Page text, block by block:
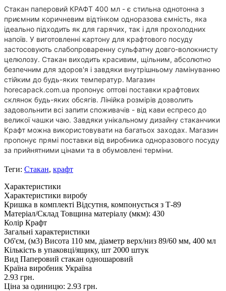
Стакан паперовий КРАФТ 400 мл - є стильна однотонна з
приємним коричневим відтінком одноразова ємність, яка
ідеально підходить як для гарячих, так і для прохолодних
напоїв. У виготовленні картону для крафтового посуду
застосовують слабопроваренну сульфатну довго-волокнисту
целюлозу. Стакан виходить красивим, щільним, абсолютно
безпечним для здоров'я і завдяки внутрішньому ламінуванню
стійким до будь-яких температур. Магазин
horecapack.com.ua пропонує оптові поставки крафтових
склянок будь-яких обсягів. Лінійка розмірів дозволить
задовольнити всі запити споживачів - від кави еспресо до
великої чашки чаю. Завдяки унікальному дизайну стаканчики
Крафт можна використовувати на багатьох заходах. Магазин
пропонує прямі поставки від виробника одноразового посуду
за прийнятними цінами та в обумовлені терміни.
Теги: Стакан, крафт
Характеристики
Характеристики виробу
Кришка в комплекті Відсутня, компонується з Т-89
Матеріал/Склад Товщина матеріалу (мкм): 430
Колір Крафт
Загальні характеристики
Об'єм, (м3) Висота 110 мм, діаметр верх/низ 89/60 мм, 400 мл
Кількість в упаковці/ящику, шт 2000 штук
Вид Паперовий стакан одношаровий
Країна виробник Україна
2.93 грн.
Ціна за одиницю: 2.93 грн.